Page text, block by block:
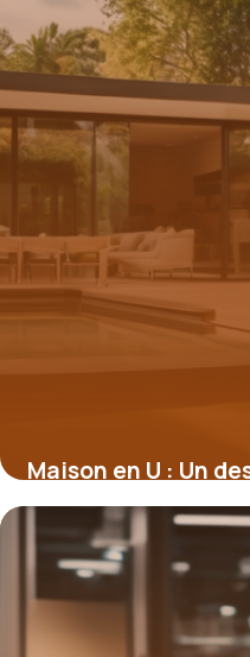
Maison en U : Un
optimiser votre
25 août 2025